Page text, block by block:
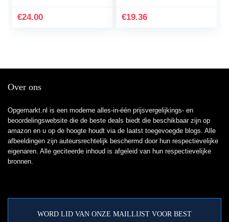
displaybeschermfolie
€24.00
AirTag Sleutelhanger
€19.36
Over ons
Opgemarkt.nl is een moderne alles-in-één prijsvergelijkings- en
beoordelingswebsite die de beste deals biedt die beschikbaar zijn op
amazon en u op de hoogte houdt via de laatst toegevoegde blogs. Alle
afbeeldingen zijn auteursrechtelijk beschermd door hun respectievelijke
eigenaren. Alle geciteerde inhoud is afgeleid van hun respectievelijke
bronnen.
WORD LID VAN ONZE MAILLIJST VOOR BEST